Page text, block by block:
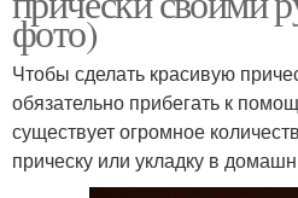
фото)
Чтобы сделать красивую
обязательно прибегать к
существует огромное
прическу или укладку в